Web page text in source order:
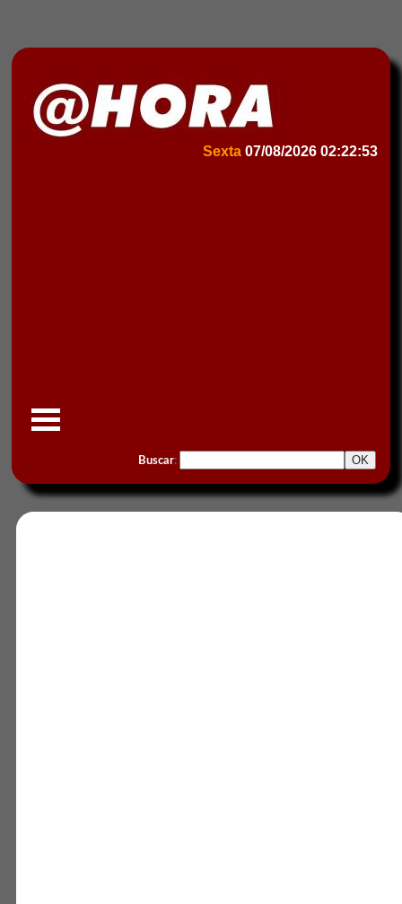
Sexta 07/08/2026 02:22:53
Buscar: